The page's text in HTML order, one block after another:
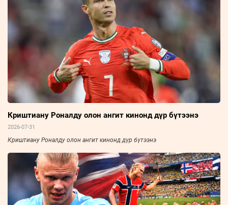
Криштиану Роналду олон ангит кинонд дүр бүтээнэ
2026-07-31
Криштиану Роналду олон ангит кинонд дүр бүтээнэ